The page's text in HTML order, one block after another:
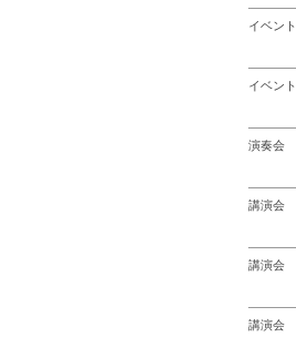
イベント
イベント
演奏会
講演会
講演会
講演会